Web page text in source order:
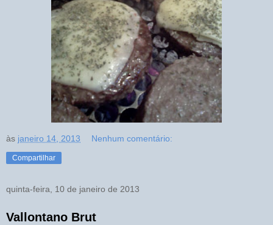
às janeiro 14, 2013 Nenhum comentário:
Compartilhar
quinta-feira, 10 de janeiro de 2013
Vallontano Brut